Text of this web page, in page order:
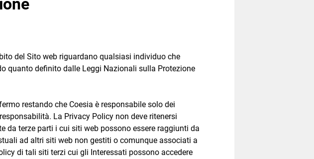
del Sito web riguardano qualsiasi individuo che
quanto definito dalle Leggi Nazionali sulla Protezione
restando che Coesia è responsabile solo dei
La Privacy Policy non deve ritenersi
terze parti i cui siti web possono essere raggiunti da
ad altri siti web non gestiti o comunque associati a
di tali siti terzi cui gli Interessati possono accedere